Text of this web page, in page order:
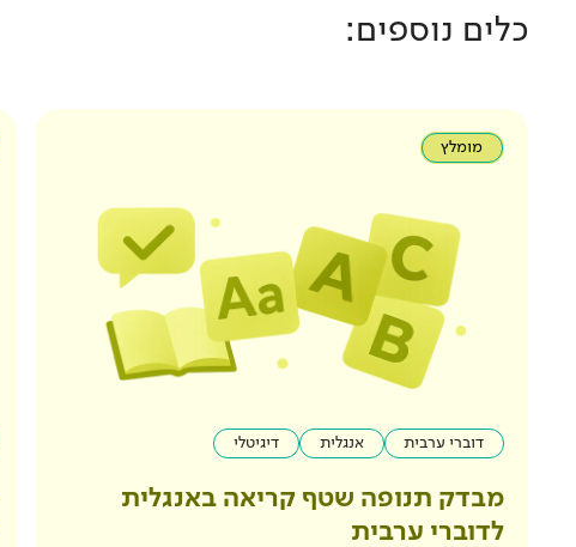
כלים נוספים:
מומלץ
דוברי ערבית אנגלית דיגיטלי
מבדק תנופה שטף קריאה באנגלית
לדוברי ערבית